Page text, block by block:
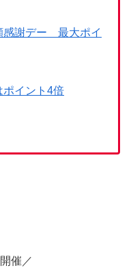
謝デー 最大ポイ
イント4倍
催／